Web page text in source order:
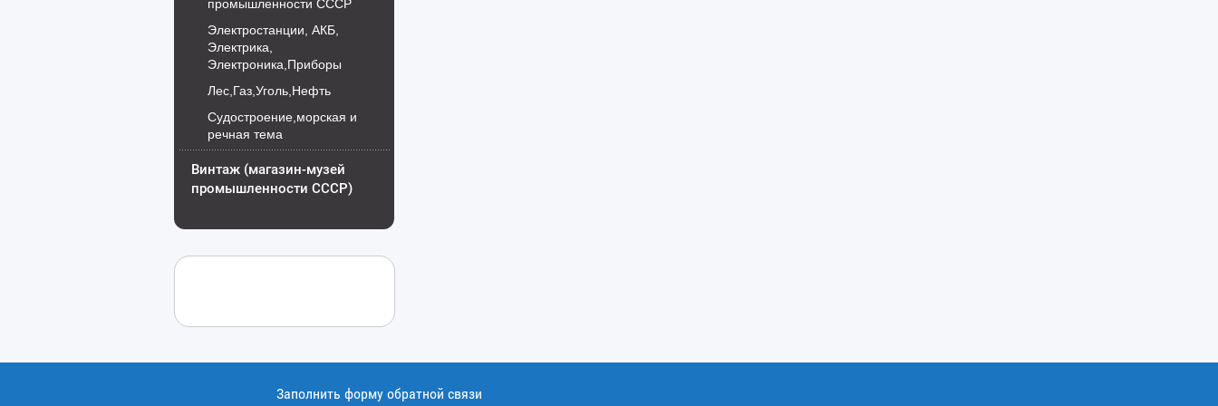
промышленности СССР
Электростанции, АКБ,
Электрика,
Электроника,Приборы
Лес,Газ,Уголь,Нефть
Судостроение,морская и
речная тема
Винтаж (магазин-музей
промышленности СССР)
Заполнить форму обратной связи